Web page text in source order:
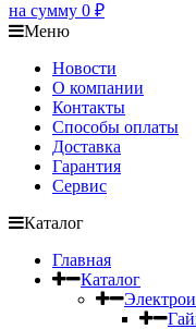
на сумму 0 ₽
Меню
Новости
О компании
Контакты
Способы оплаты
Доставка
Гарантия
Сервис
Каталог
Главная
Каталог